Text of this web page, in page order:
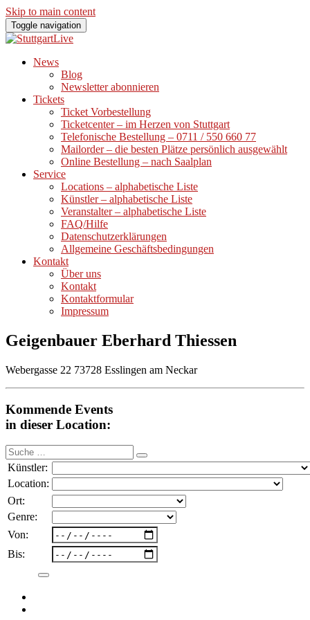
Skip to main content
Toggle navigation
News
Blog
Newsletter abonnieren
Tickets
Ticket Vorbestellung
Ticketcenter – im Herzen von Stuttgart
Telefonische Bestellung – 0711 / 550 660 77
Mailorder – die besten Plätze persönlich ausgewählt
Online Bestellung – nach Saalplan
Service
Locations – alphabetische Liste
Künstler – alphabetische Liste
Veranstalter – alphabetische Liste
FAQ/Hilfe
Datenschutzerklärungen
Allgemeine Geschäftsbedingungen
Kontakt
Über uns
Kontakt
Kontaktformular
Impressum
Geigenbauer Eberhard Thiessen
Webergasse 22 73728 Esslingen am Neckar
Kommende Events
in dieser Location:
Suche
nach:
Künstler:
Location:
Ort:
Genre:
Von:
Bis: